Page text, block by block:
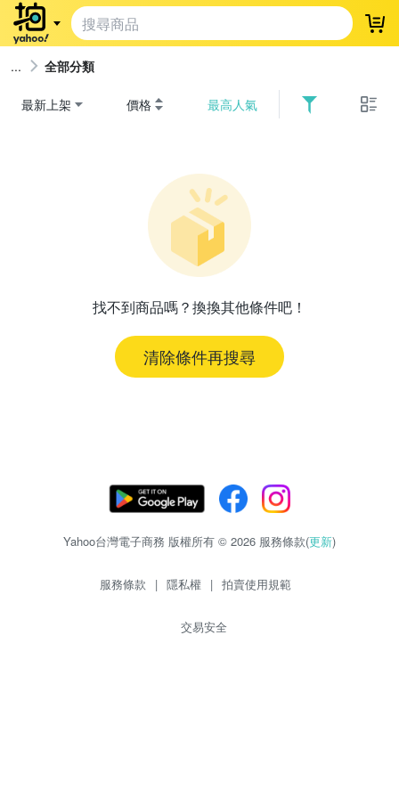
登
全部分類
最新上架 價格 最高人氣
找不到商品嗎？換換其他條件吧！
清除條件再搜尋
Yahoo台灣電子商務 版權所有 © 2026 服務條款(更新)
服務條款 | 隱私權 | 拍賣使用規範
交易安全